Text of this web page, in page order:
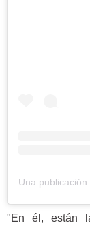
"En él, están